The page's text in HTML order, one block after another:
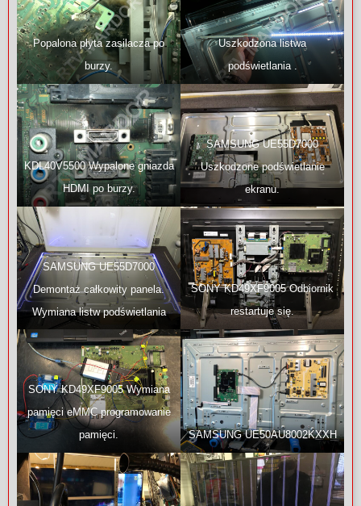
Popalona płyta zasilacza po
burzy.
Uszkodzona listwa
podświetlania .
KDL40V5500 Wypalone gniazda
HDMI po burzy.
SAMSUNG UE55D7000
Uszkodzone podświetlanie
ekranu.
SAMSUNG UE55D7000
Demontaż całkowity panela.
Wymiana listw podświetlania
krawędziowego.
SONY KD49XF9005 Odbiornik
restartuje się.
SONY KD49XF9005 Wymiana
pamięci eMMC programowanie
pamięci.
SAMSUNG UE50AU8002KXXH